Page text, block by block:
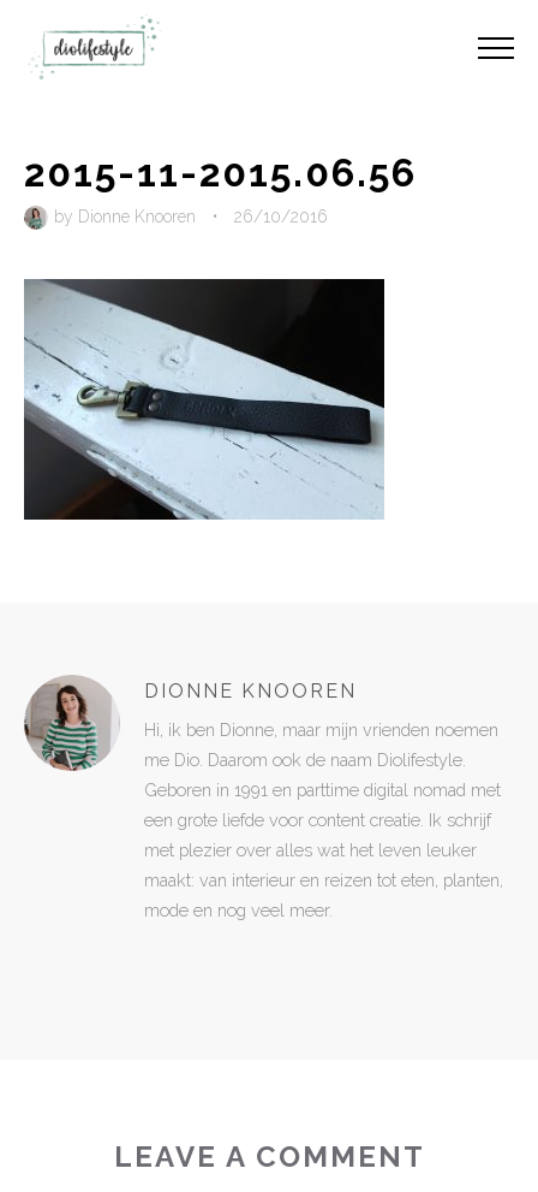
2015-11-2015.06.56
by Dionne Knooren • 26/10/2016
DIONNE KNOOREN
Hi, ik ben Dionne, maar mijn vrienden noemen
me Dio. Daarom ook de naam Diolifestyle.
Geboren in 1991 en parttime digital nomad met
een grote liefde voor content creatie. Ik schrijf
met plezier over alles wat het leven leuker
maakt: van interieur en reizen tot eten, planten,
mode en nog veel meer.
LEAVE A COMMENT